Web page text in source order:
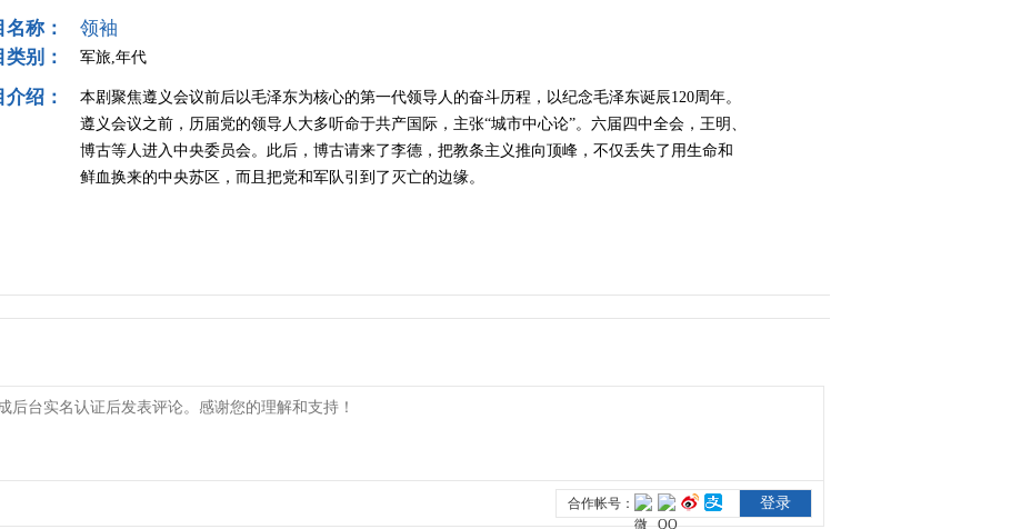
《领袖》 第17集 精彩看
2014-10-15 06:33:18
点
名称：
领袖
类别：
军旅,年代
介绍：
本剧聚焦遵义会议前后以毛泽东为核心的第一代领导人的奋斗历程，以纪念毛泽东诞辰120周年。
遵义会议之前，历届党的领导人大多听命于共产国际，主张“城市中心论”。六届四中全会，王明、
博古等人进入中央委员会。此后，博古请来了李德，把教条主义推向顶峰，不仅丢失了用生命和
鲜血换来的中央苏区，而且把党和军队引到了灭亡的边缘。